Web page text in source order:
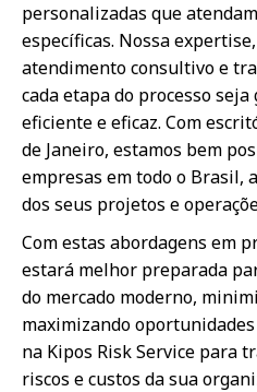
personalizadas que
específicas. Nossa
atendimento consultivo e
cada etapa do processo
eficiente e eficaz. Com
de Janeiro, estamos bem
empresas em todo o Brasil,
dos seus projetos e
Com estas abordagens em
estará melhor preparada
do mercado moderno,
maximizando
na Kipos Risk Service para
riscos e custos da sua